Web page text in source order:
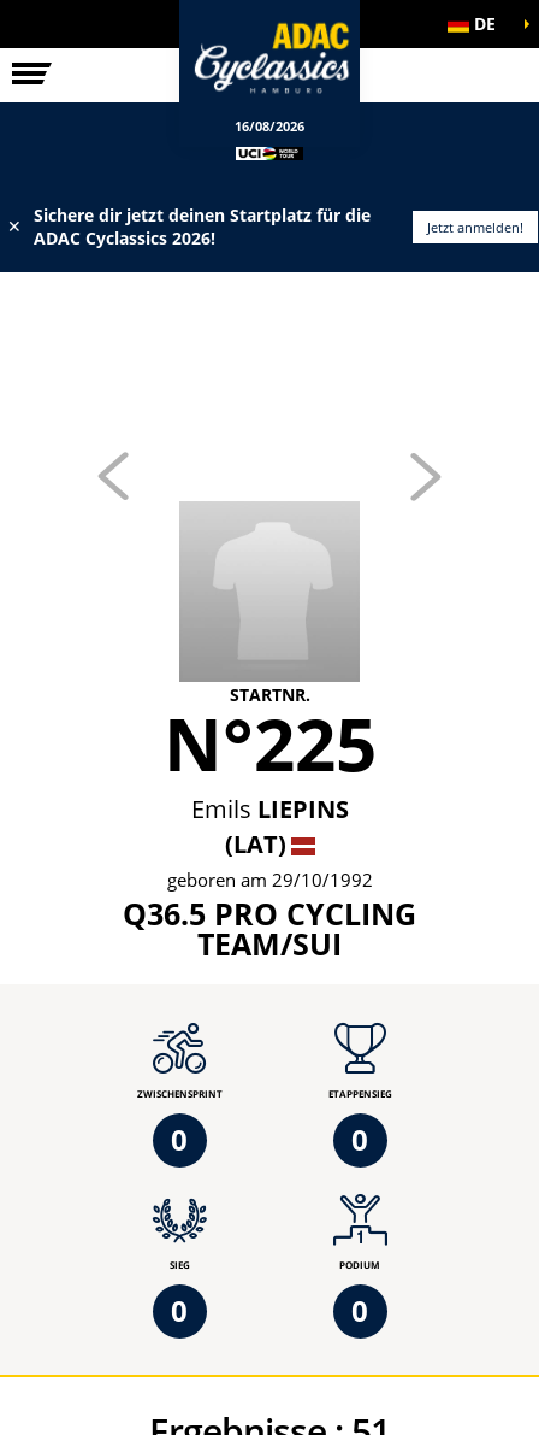
RENNEN DE
16/08/2026
✕
Sichere dir jetzt deinen Startplatz für die
ADAC Cyclassics 2026!
Jetzt anmelden!
STARTNR.
N°225
Emils LIEPINS
(LAT)
geboren am 29/10/1992
Q36.5 PRO CYCLING
TEAM/SUI
ZWISCHENSPRINT
0
ETAPPENSIEG
0
SIEG
0
PODIUM
0